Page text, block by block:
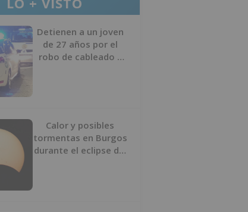
Detienen a un joven
de 27 años por el
robo de cableado y
Calor y posibles
tormentas en Burgos
durante el eclipse del